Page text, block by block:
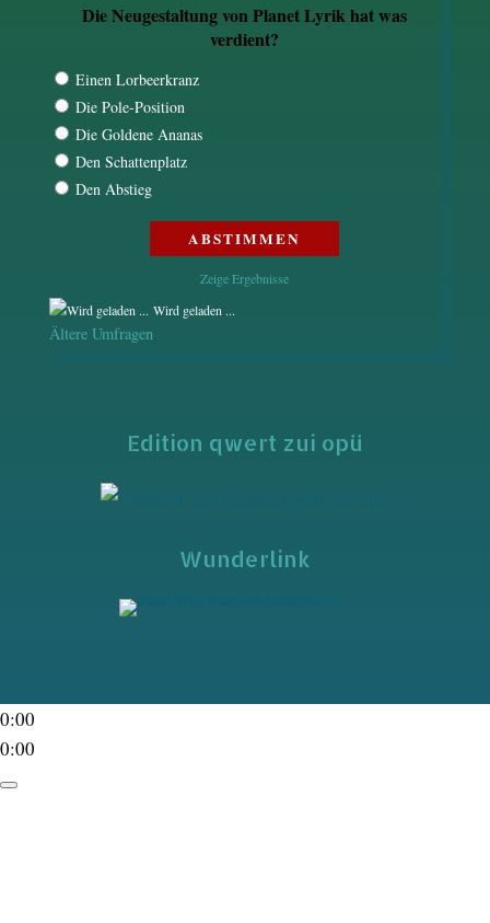
Die Neugestaltung von Planet Lyrik hat was
verdient?
Einen Lorbeerkranz
Die Pole-Position
Die Goldene Ananas
Den Schattenplatz
Den Abstieg
Zeige Ergebnisse
Wird geladen ...
Ältere Umfragen
Edition qwert zui opü
Wunderlink
0:00
0:00